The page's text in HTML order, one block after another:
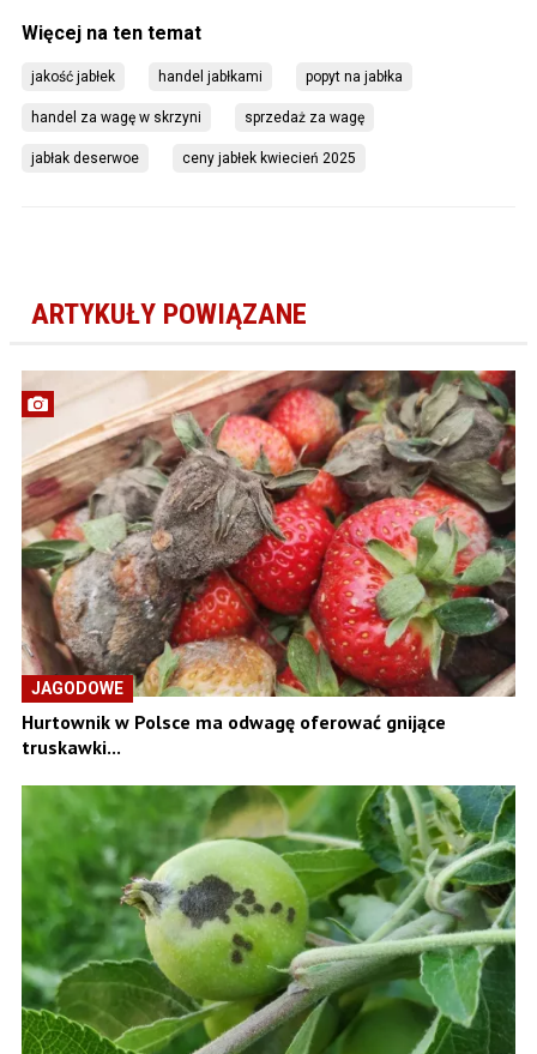
jakość jabłek handel jabłkami popyt na jabłka
handel za wagę w skrzyni sprzedaż za wagę
jabłak deserwoe ceny jabłek kwiecień 2025
ARTYKUŁY POWIĄZANE
JAGODOWE
Hurtownik w Polsce ma odwagę oferować gnijące
truskawki...